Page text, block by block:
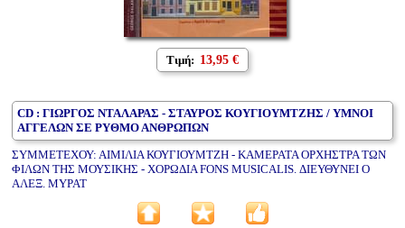
Τιμή: 13,95 €
CD : ΓΙΩΡΓΟΣ ΝΤΑΛΑΡΑΣ - ΣΤΑΥΡΟΣ ΚΟΥΓΙΟΥΜΤΖΗΣ / ΥΜΝΟΙ
ΑΓΓΕΛΩΝ ΣΕ ΡΥΘΜΟ ΑΝΘΡΩΠΩΝ
ΣΥΜΜΕΤΕΧΟΥ: ΑΙΜΙΛΙΑ ΚΟΥΓΙΟΥΜΤΖΗ - ΚΑΜΕΡΑΤΑ ΟΡΧΗΣΤΡΑ ΤΩΝ
ΦΙΛΩΝ ΤΗΣ ΜΟΥΣΙΚΗΣ - ΧΟΡΩΔΙΑ FONS MUSICALIS. ΔΙΕΥΘΥΝΕΙ Ο
ΑΛΕΞ. ΜΥΡΑΤ